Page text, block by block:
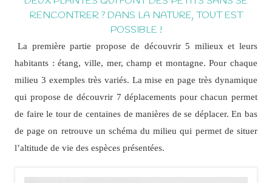
RENCONTRER ? DANS LA NATURE, TOUT EST
POSSIBLE !
La première partie propose de découvrir 5 milieux et leurs
habitants : étang, ville, mer, champ et montagne. Pour chaque
milieu 3 exemples très variés. La mise en page très dynamique
qui propose de découvrir 7 déplacements pour chacun permet
de faire le tour de centaines de manières de se déplacer. En bas
de page on retrouve un schéma du milieu qui permet de situer
l’altitude de vie des espèces présentées.